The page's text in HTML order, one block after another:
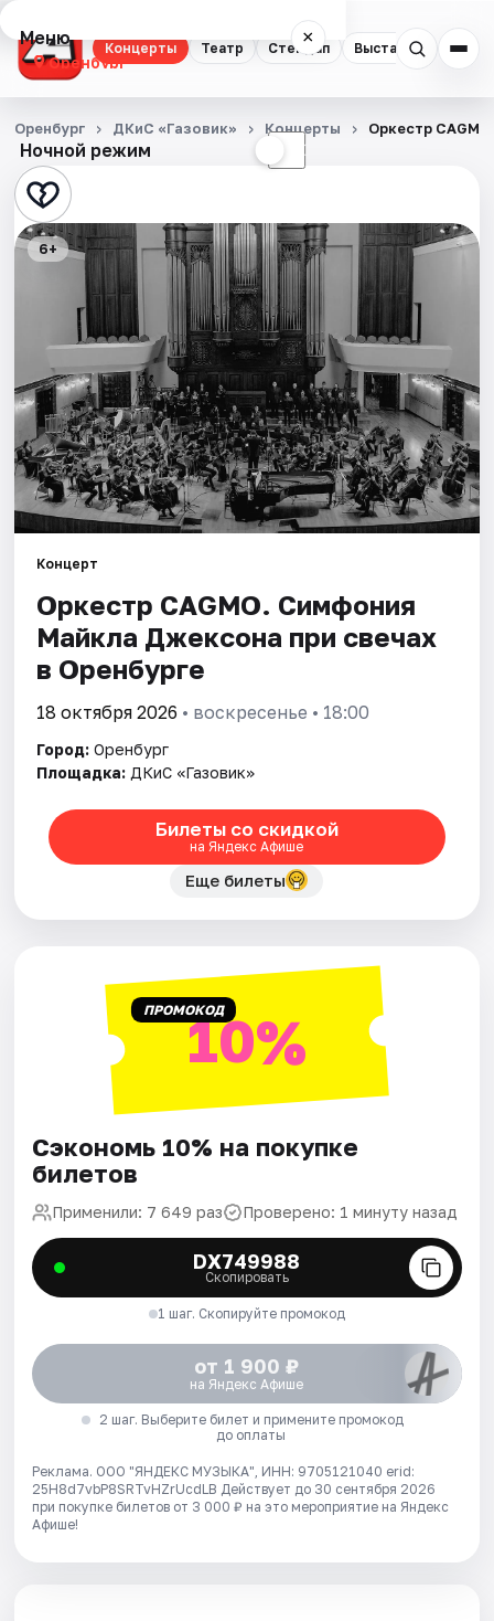
Концерты Театр Стендап Выставки
Меню ×
Оренбург
Концерты
Театр
Стендап
Выставки
Квесты
Экскурсии
Спорт
События
Площадки
Артисты
Рейтинги
Ночной режим ☾
Оренбург ДКиС «Газовик» Концерты Оркестр
6+
Концерт
Оркестр CAGMO. Симфония
Майкла Джексона при свечах
в Оренбурге
18 октября 2026 • воскресенье • 18:00
Город: Оренбург
Площадка: ДКиС «Газовик»
Билеты со скидкой
на Яндекс Афише
Еще билеты
ПРОМОКОД10%
Сэкономь 10% на покупке
билетов
Применили: 7 649 раз Проверено: 1 минуту назад
DX749988
Скопировать
1 шаг. Скопируйте промокод
от 1 900 ₽
на Яндекс Афише
2 шаг. Выберите билет и примените промокод
до оплаты
Реклама. ООО "ЯНДЕКС МУЗЫКА", ИНН: 9705121040 erid:
25H8d7vbP8SRTvHZrUcdLB Действует до 30 сентября 2026
при покупке билетов от 3 000 ₽ на это мероприятие на Яндекс
Афише!